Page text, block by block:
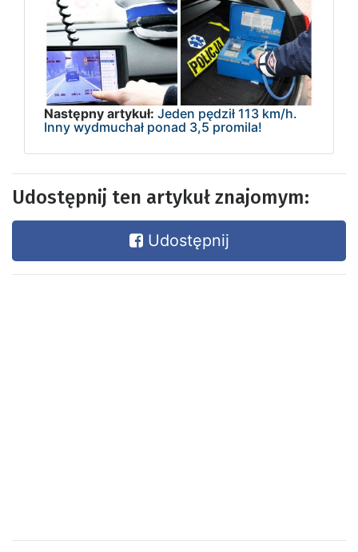
Następny artykuł: Jeden pędził 113 km/h.
Inny wydmuchał ponad 3,5 promila!
Udostępnij ten artykuł znajomym:
Udostępnij